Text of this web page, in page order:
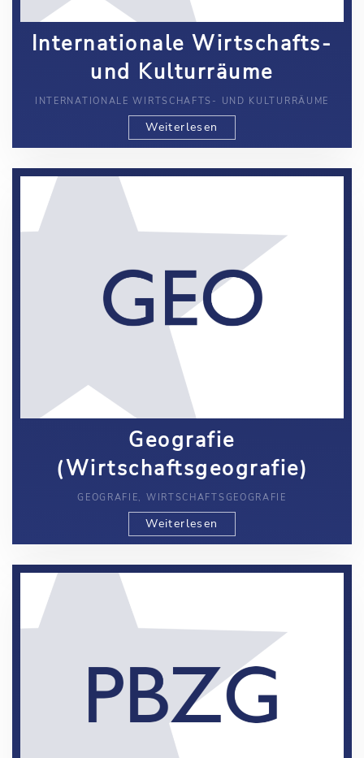
Internationale Wirtschafts-
und Kulturräume
INTERNATIONALE WIRTSCHAFTS- UND KULTURRÄUME
Weiterlesen
Geografie
(Wirtschaftsgeografie)
GEOGRAFIE, WIRTSCHAFTSGEOGRAFIE
Weiterlesen